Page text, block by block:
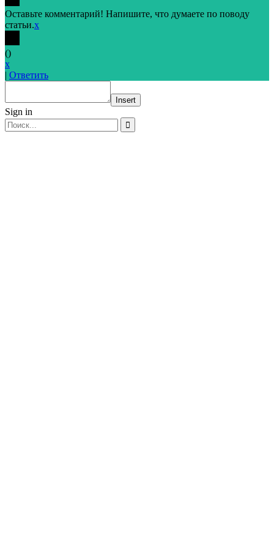
Оставьте комментарий! Напишите, что думаете по поводу
статьи.x
()
x
| Ответить
Insert
Sign in